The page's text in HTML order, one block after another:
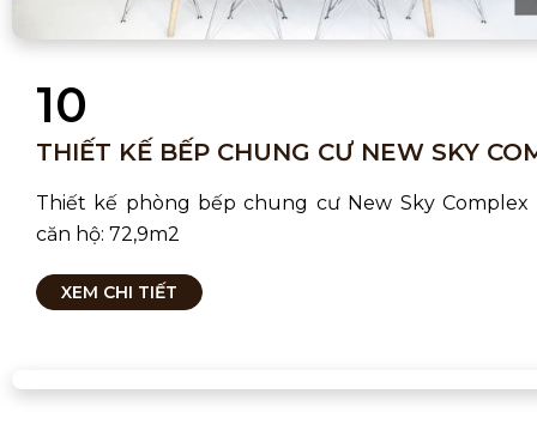
10
THIẾT KẾ BẾP CHUNG CƯ NEW SKY
Thiết kế phòng bếp chung cư New Sky
căn hộ: 72,9m2
XEM CHI TIẾT